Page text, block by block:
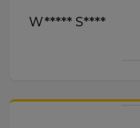
W***** S****